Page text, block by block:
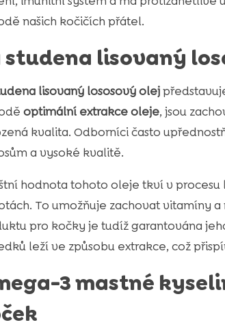
našich kočičích přátel.
studena lisovaný
lisovaný lososový olej
optimální extrakce oleje, jsou
kvalita. Odborníci často
a vysoké kvalitě.
hodnota tohoto oleje tkví v
To umožňuje zachovat vitamíny
pro kočky je tudíž garantována
leží ve způsobu extrakce, což
3 mastné